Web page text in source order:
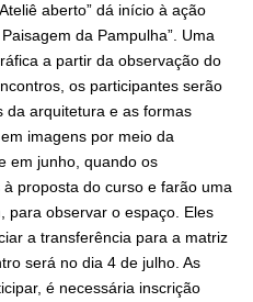
aberto” dá início à ação
da Pampulha”. Uma
a partir da observação do
os participantes serão
da arquitetura e as formas
imagens por meio da
em junho, quando os
proposta do curso e farão uma
para observar o espaço. Eles
a transferência para a matriz
será no dia 4 de julho. As
é necessária inscrição